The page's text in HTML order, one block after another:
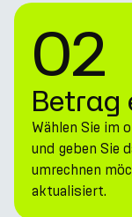
02
Betrag
Wählen Sie im
und geben Sie
umrechnen
aktualisiert.